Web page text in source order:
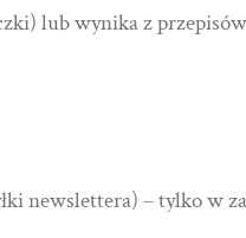
lub wynika z
newslettera) – tylko w